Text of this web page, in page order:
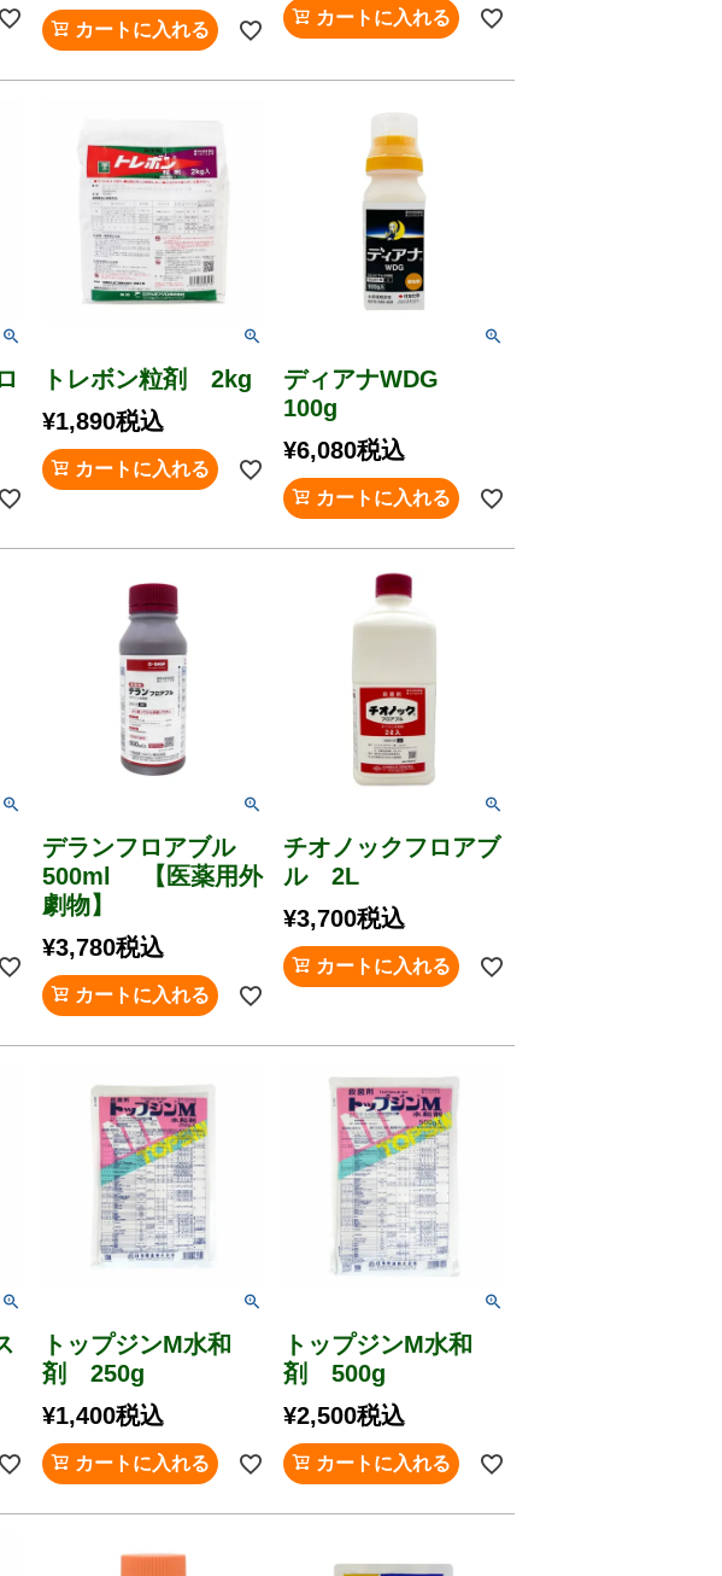
カートに入れる
カートに入れる
トレボン粒剤 2kg
¥1,890税込
カートに入れる
ディアナWDG
100g
¥6,080税込
カートに入れる
デランフロアブル
500ml 【医薬用外
劇物】
¥3,780税込
カートに入れる
チオノックフロアブ
ル 2L
¥3,700税込
カートに入れる
トップジンM水和
剤 250g
¥1,400税込
カートに入れる
トップジンM水和
剤 500g
¥2,500税込
カートに入れる